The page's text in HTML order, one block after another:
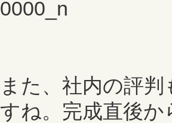
また、社内の評
すね。完成直後